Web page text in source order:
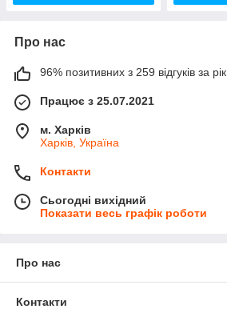
Про нас
96% позитивних з 259 відгуків за рік
Працює з 25.07.2021
м. Харків
Харків, Україна
Контакти
Сьогодні вихідний
Показати весь графік роботи
Про нас
Контакти